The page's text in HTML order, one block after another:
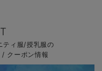
ティ服/授乳服の
クーポン情報